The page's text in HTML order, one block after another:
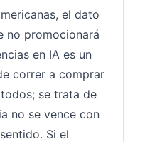
el dato
no promocionará
en IA es un
correr a comprar
se trata de
no se vence con
Si el